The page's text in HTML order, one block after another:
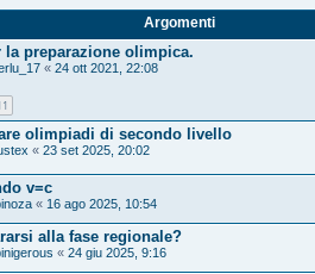
Argomenti
preparazione olimpica.
« 24 ott 2021, 22:08
olimpiadi di secondo livello
« 23 set 2025, 20:02
v=c
« 16 ago 2025, 10:54
alla fase regionale?
« 24 giu 2025, 9:16